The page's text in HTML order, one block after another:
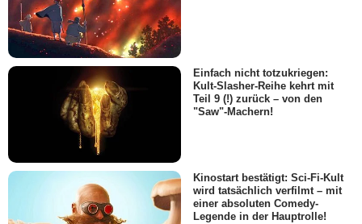
Einfach nicht totzukriegen:
Kult-Slasher-Reihe kehrt mit
Teil 9 (!) zurück – von den
"Saw"-Machern!
Kinostart bestätigt: Sci-Fi-Kult
wird tatsächlich verfilmt – mit
einer absoluten Comedy-
Legende in der Hauptrolle!